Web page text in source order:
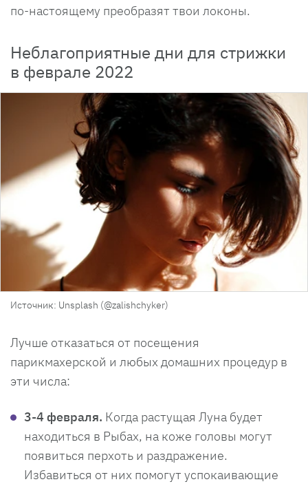
по-настоящему преобразят твои локоны.
Неблагоприятные дни для стрижки
в феврале 2022
Источник: Unsplash (@zalishchyker)
Лучше отказаться от посещения
парикмахерской и любых домашних процедур в
эти числа:
3-4 февраля. Когда растущая Луна будет
находиться в Рыбах, на коже головы могут
появиться перхоть и раздражение.
Избавиться от них помогут успокаивающие